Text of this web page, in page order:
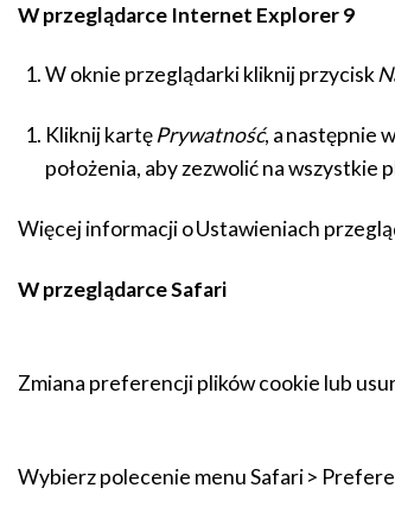
W przeglądarce Internet Explorer 9
W oknie przeglądarki kliknij przycisk
Kliknij kartęPrywatność, a następnie
położenia, aby zezwolić na wszystkie
Więcej informacji o Ustawieniach
W przeglądarce Safari
Zmiana preferencji plików cookie lub
Wybierz polecenie menu Safari >